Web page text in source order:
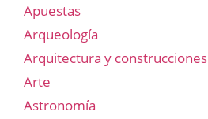
Apuestas
Arqueología
Arquitectura y construcciones
Arte
Astronomía